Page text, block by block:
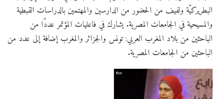
البطريركيّة ولفيف من الحضور من الدارسين والمهتمين بالدراسات القبطية
والمسيحية في الجامعات المصرية. يشارك في فاعليات المؤتمر عددًا من
الباحثين من بلاد المغرب العربي: تونس والجزائر والمغرب إضافة إلى عدد من
الباحثين من الجامعات المصرية.